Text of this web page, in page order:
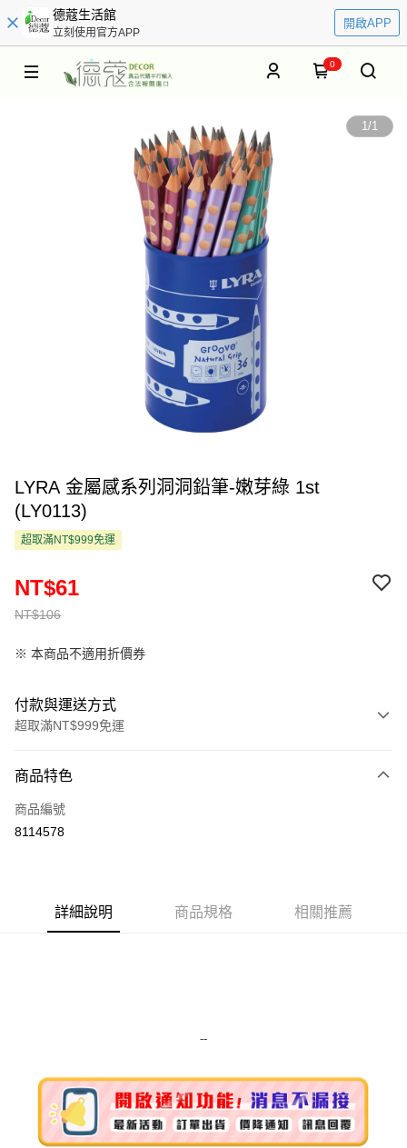
德蔻生活館
立刻使用官方APP
開啟APP
0
1/1
LYRA 金屬感系列洞洞鉛筆-嫩芽綠 1st
(LY0113)
超取滿NT$999免運
NT$106
NT$61
※ 本商品不適用折價券
付款與運送方式
超取滿NT$999免運
信用卡一次付款
超商取貨付款
街口支付
全家取貨付款
每筆NT$80，滿NT$999(含以上)免運費
商品特色
商品編號
8114578
詳細說明 商品規格 相關推薦
--